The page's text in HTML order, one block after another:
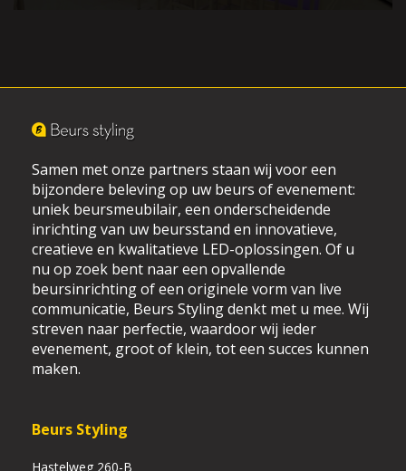
Samen met onze partners staan wij voor een
bijzondere beleving op uw beurs of evenement:
uniek beursmeubilair, een onderscheidende
inrichting van uw beursstand en innovatieve,
creatieve en kwalitatieve LED-oplossingen. Of u
nu op zoek bent naar een opvallende
beursinrichting of een originele vorm van live
communicatie, Beurs Styling denkt met u mee. Wij
streven naar perfectie, waardoor wij ieder
evenement, groot of klein, tot een succes kunnen
maken.
Beurs Styling
Hastelweg 260-B